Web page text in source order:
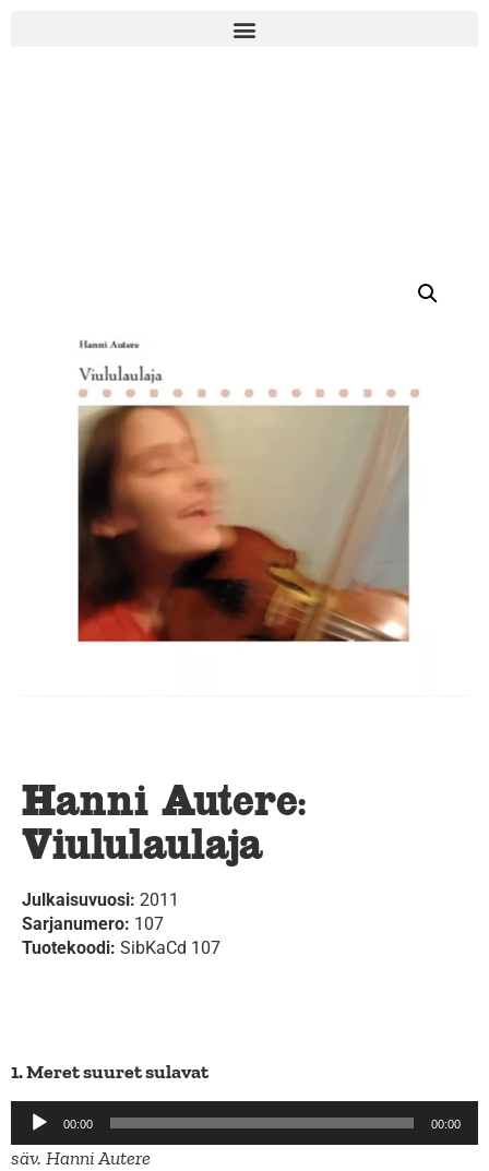
Hanni Autere:
Viululaulaja
Julkaisuvuosi: 2011
Sarjanumero: 107
Tuotekoodi: SibKaCd 107
1. Meret suuret sulavat
Äänitoistin
00:00 00:00
säv. Hanni Autere